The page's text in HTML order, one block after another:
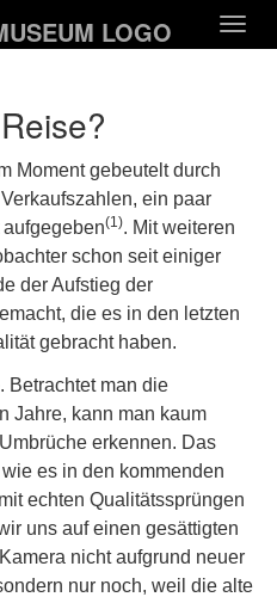
Moment gebeutelt durch
ein paar
(1). Mit weiteren
schon seit einiger
der Aufstieg der
die es in den letzten
gebracht haben.
Betrachtet man die
Jahre, kann man kaum
erkennen. Das
es in den kommenden
echten Qualitätssprüngen
uns auf einen gesättigten
nicht aufgrund neuer
nur noch, weil die alte